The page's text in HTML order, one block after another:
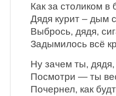
Как за столиком в
Дядя курит – дым
Выбрось, дядя,
Задымилось всё
Ну зачем ты,
Посмотри — ты
Почернел, как